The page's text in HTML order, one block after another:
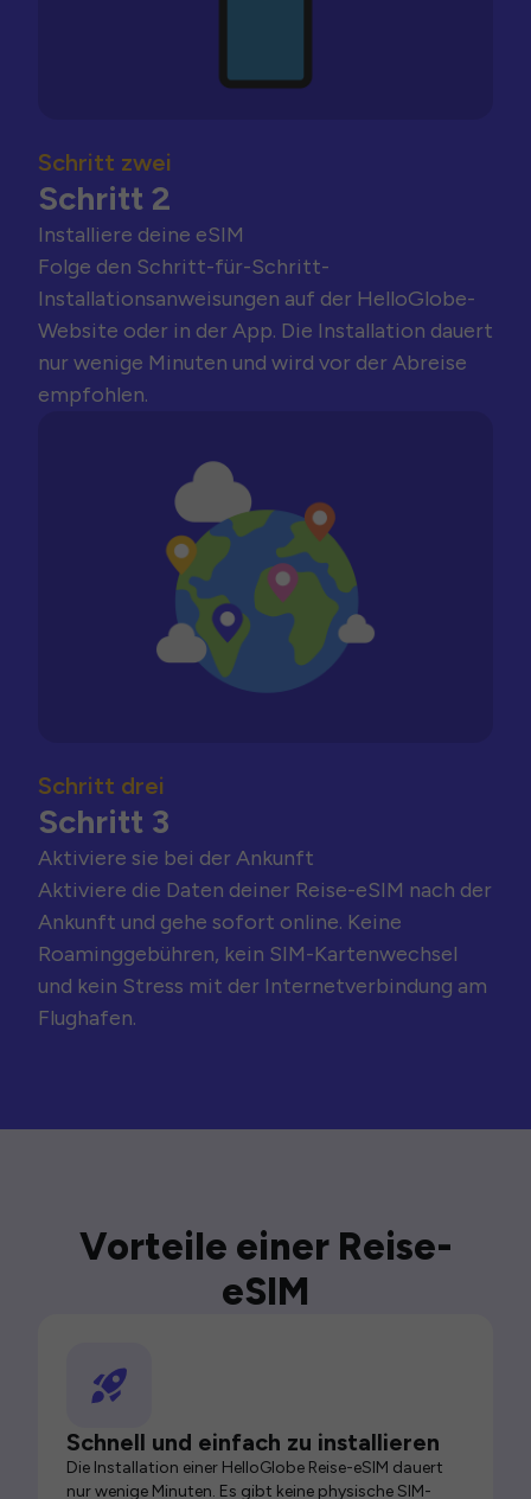
Schritt zwei
Schritt 2
Installiere deine eSIM
Folge den Schritt-für-Schritt-
Installationsanweisungen auf der HelloGlobe-
Website oder in der App. Die Installation dauert
nur wenige Minuten und wird vor der Abreise
empfohlen.
Schritt drei
Schritt 3
Aktiviere sie bei der Ankunft
Aktiviere die Daten deiner Reise-eSIM nach der
Ankunft und gehe sofort online. Keine
Roaminggebühren, kein SIM-Kartenwechsel
und kein Stress mit der Internetverbindung am
Flughafen.
Vorteile einer Reise-
eSIM
Schnell und einfach zu installieren
Die Installation einer HelloGlobe Reise-eSIM dauert
nur wenige Minuten. Es gibt keine physische SIM-